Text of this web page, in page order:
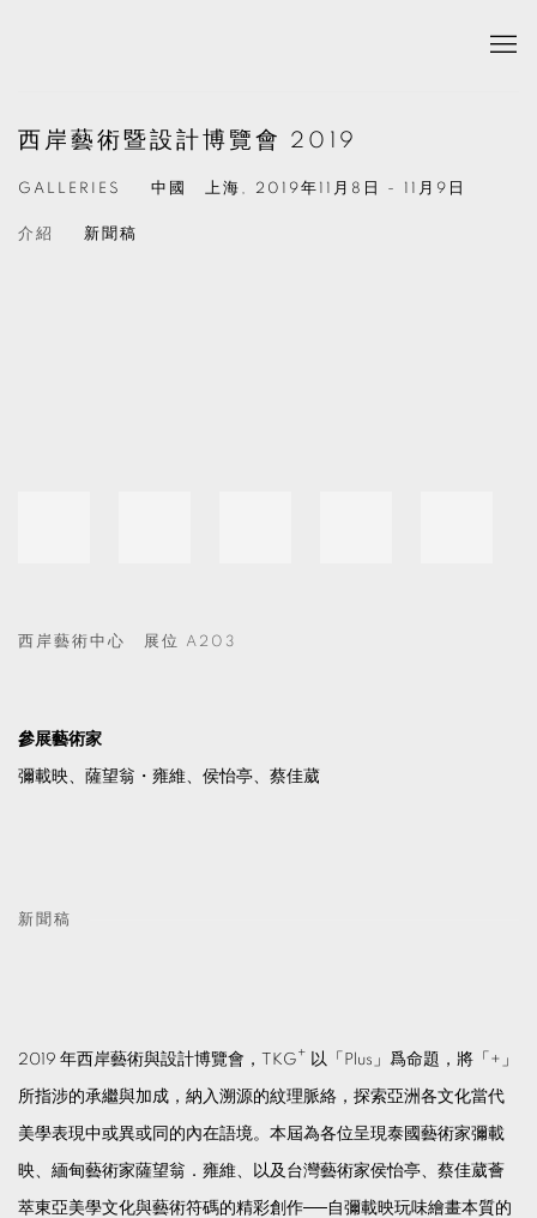
西岸藝術暨設計博覽會 2019
GALLERIES 中國 上海, 2019年11月8日 - 11月9日
介紹 新聞稿
西岸藝術中心 展位 A203
參展藝術家
彌載映、薩望翁・雍維、侯怡亭、蔡佳葳
新聞稿
2019 年西岸藝術與設計博覽會，TKG+ 以「Plus」爲命題，將「+」
所指涉的承繼與加成，納入溯源的紋理脈絡，探索亞洲各文化當代
美學表現中或異或同的內在語境。本屆為各位呈現泰國藝術家彌載
映、緬甸藝術家薩望翁．雍維、以及台灣藝術家侯怡亭、蔡佳葳薈
萃東亞美學文化與藝術符碼的精彩創作──自彌載映玩味繪畫本質的